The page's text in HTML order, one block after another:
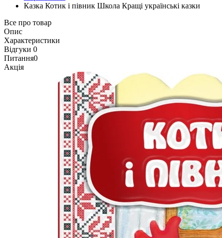
Казка Котик і півник Школа Кращі українські казки
Все про товар
Опис
Характеристики
Відгуки 0
Питання0
Акція